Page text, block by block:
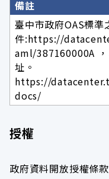
備註
臺中市政府OAS標準
件:https://
aml/387160000A
址。
https://
docs/
授權
政府資料開放授權條